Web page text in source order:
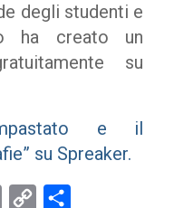
degli studenti e
ha creato un
su
e il
su Spreaker.
Email
Copy